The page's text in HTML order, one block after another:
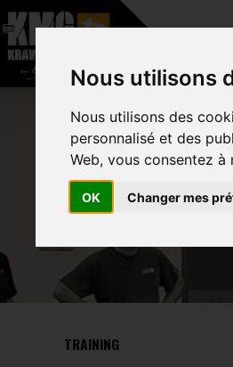
Nous utilisons
Nous utilisons des
personnalisé et des
Web, vous consentez
OK Changer mes
–
TRAINING